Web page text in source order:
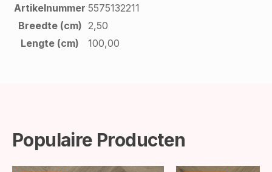
Artikelnummer 5575132211
Breedte (cm) 2,50
Lengte (cm)
100,00
Populaire Producten